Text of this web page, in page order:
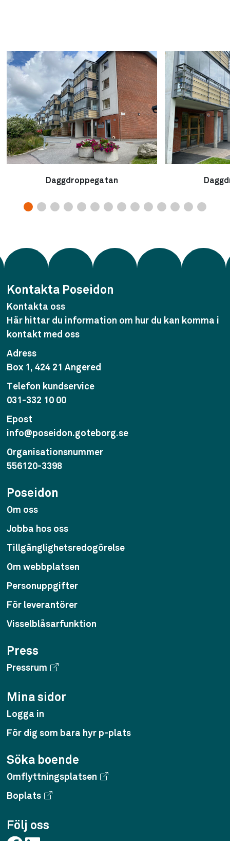
Daggdroppegatan
Kontakta Poseidon
Kontakta oss
Här hittar du information om hur du kan komma i
kontakt med oss
Adress
Box 1, 424 21 Angered
Telefon kundservice
031-332 10 00
Epost
info@poseidon.goteborg.se
Organisationsnummer
556120-3398
Poseidon
Om oss
Jobba hos oss
Tillgänglighetsredogörelse
Om webbplatsen
Personuppgifter
För leverantörer
Visselblåsarfunktion
Press
Pressrum
Mina sidor
Logga in
För dig som bara hyr p-plats
Söka boende
Omflyttningsplatsen
Boplats
Följ oss